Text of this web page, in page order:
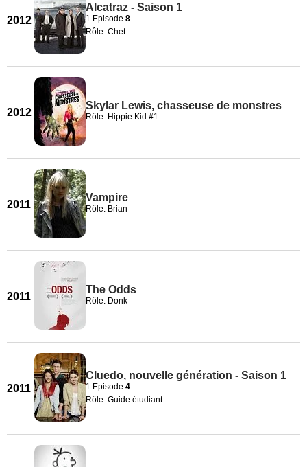
2012
Alcatraz - Saison 1
1 Episode 8
Rôle: Chet
2012
Skylar Lewis, chasseuse de monstres
Rôle: Hippie Kid #1
2011
Vampire
Rôle: Brian
2011
The Odds
Rôle: Donk
2011
Cluedo, nouvelle génération - Saison 1
1 Episode 4
Rôle: Guide étudiant